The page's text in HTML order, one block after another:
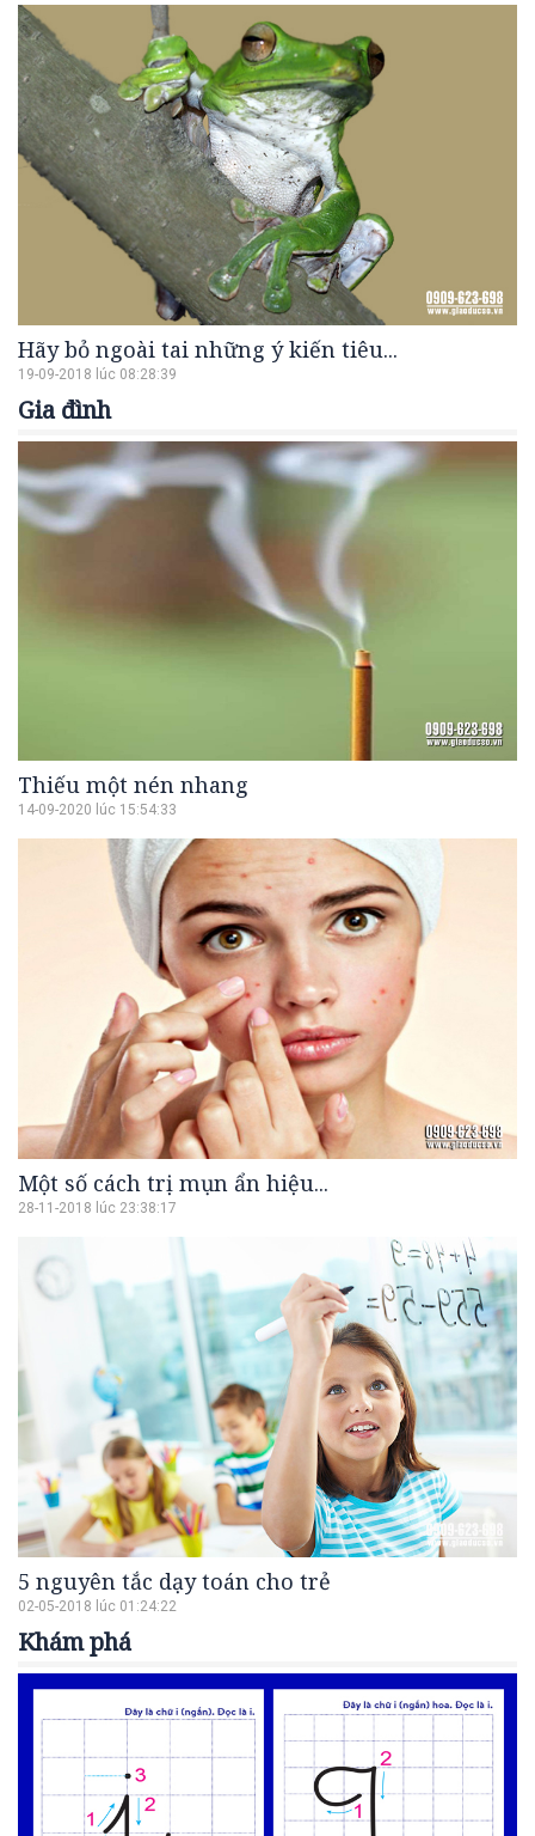
Hãy bỏ ngoài tai những ý kiến tiêu...
19-09-2018 lúc 08:28:39
Gia đình
Thiếu một nén nhang
14-09-2020 lúc 15:54:33
Một số cách trị mụn ẩn hiệu...
28-11-2018 lúc 23:38:17
5 nguyên tắc dạy toán cho trẻ
02-05-2018 lúc 01:24:22
Khám phá